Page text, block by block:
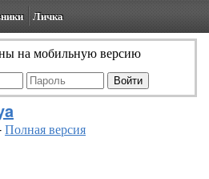
Личка
на мобильную версию
Полная версия